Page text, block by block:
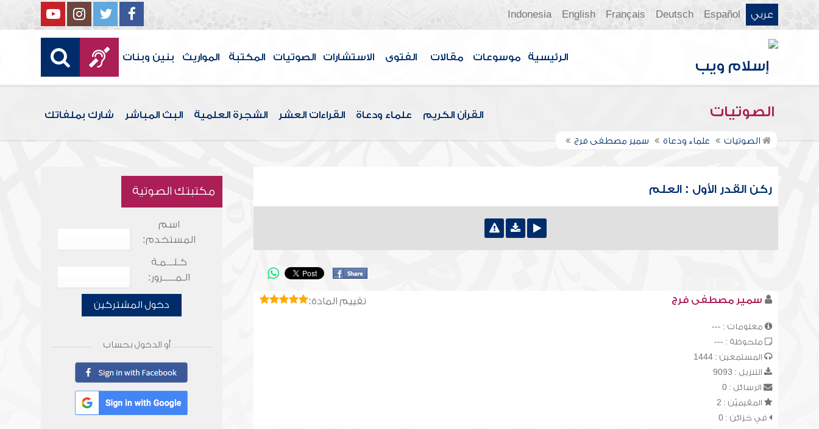
عربي Español
Deutsch
Français
English
Indonesia
الرئيسية موسوعات مقالات الفتوى الاستشارات الصوتيات المكتبة المواريث بنين وبنات
الصوتيات القرآن الكريم علماء ودعاة القراءات العشر الشجرة العلمية البث المباشر شارك بملفاتك
الصوتيات علماء ودعاة سمير مصطفى فرج
ركن القدر الأول : العلم
تقييم المادة: سمير مصطفى فرج
معلومات : ---
ملحوظة : ---
المستمعين : 1444
التنزيل : 9093
الرسائل : 0
المقيميّن : 2
في خزائن : 0
مكتبتك الصوتية
اسم
المستخدم:
كـلـــمـة
الـمـــــرور:
دخول المشتركين
أو الدخول بحساب